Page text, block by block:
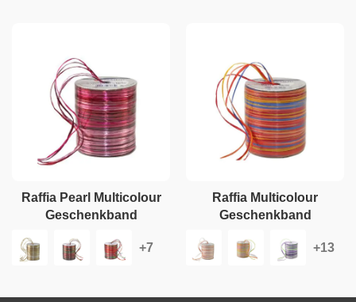
Raffia Pearl Multicolour
Geschenkband
Raffia Multicolour
Geschenkband